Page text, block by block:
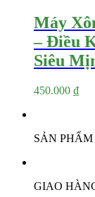
Máy
– Điều
Siêu
450.000 ₫
SẢN
GIAO